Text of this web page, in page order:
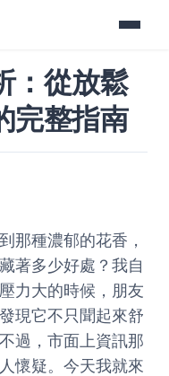
：從放鬆
完整指南
那種濃郁的花香，
著多少好處？我自
力大的時候，朋友
現它不只聞起來舒
過，市面上資訊那
懷疑。今天我就來